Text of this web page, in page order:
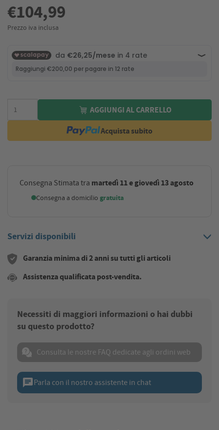
€104,99
Prezzo iva inclusa
AGGIUNGI AL CARRELLO
Acquista subito
Consegna Stimata tra martedì 11 e giovedì 13 agosto
Consegna a domicilio gratuita
Servizi disponibili
Garanzia minima di 2 anni su tutti gli articoli
Assistenza qualificata post-vendita.
Necessiti di maggiori informazioni o hai dubbi
su questo prodotto?
Consulta le nostre FAQ dedicate agli ordini web
chatParla con il nostro assistente in chat